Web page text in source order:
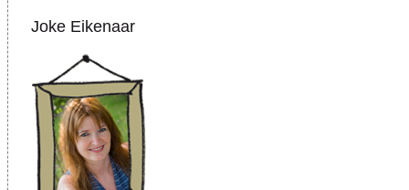
Joke Eikenaar